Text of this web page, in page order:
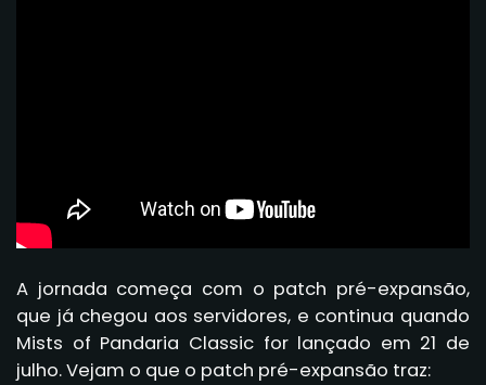
A jornada começa com o patch pré-expansão,
que já chegou aos servidores, e continua quando
Mists of Pandaria Classic for lançado em 21 de
julho. Vejam o que o patch pré-expansão traz: